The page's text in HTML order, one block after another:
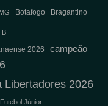
Botafogo Bragantino
B
2026 campeão
Libertadores 2026
Júnior